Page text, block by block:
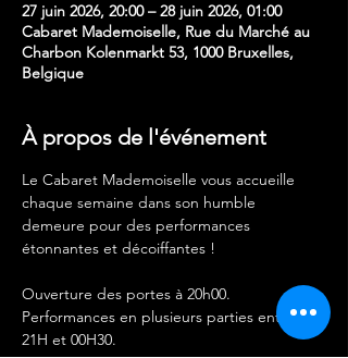
27 juin 2026, 20:00 – 28 juin 2026, 01:00
Cabaret Mademoiselle, Rue du Marché au
Charbon Kolenmarkt 53, 1000 Bruxelles,
Belgique
À propos de l'événement
Le Cabaret Mademoiselle vous accueille
chaque semaine dans son humble
demeure pour des performances
étonnantes et décoiffantes !
Ouverture des portes à 20h00.
Performances en plusieurs parties entre
21H et 00H30.